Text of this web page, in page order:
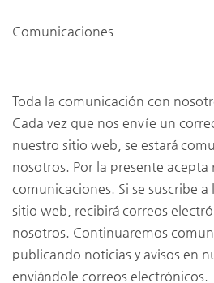
Comunicaciones
Toda la comunicación con
Cada vez que nos envíe un
nuestro sitio web, se estará
nosotros. Por la presente acepta
comunicaciones. Si se suscribe
sitio web, recibirá correos
nosotros. Continuaremos
publicando noticias y avisos en
enviándole correos electrónicos.